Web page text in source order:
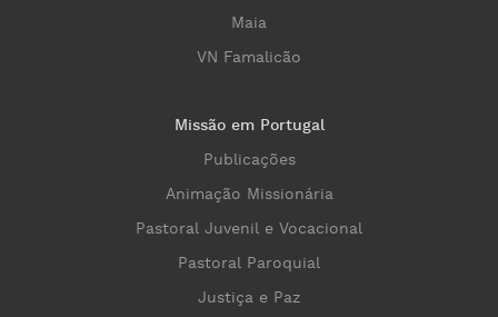
Maia
VN Famalicão
Missão em Portugal
Publicações
Animação Missionária
Pastoral Juvenil e Vocacional
Pastoral Paroquial
Justiça e Paz